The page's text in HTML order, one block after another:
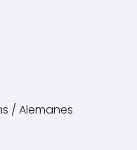
/ Alemanes